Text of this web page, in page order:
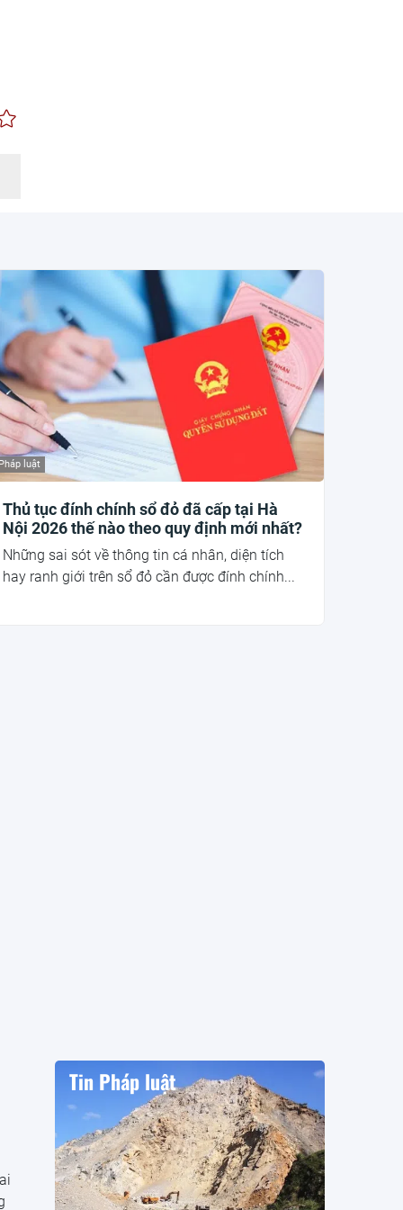
luật
Thủ tục đính chính sổ đỏ đã cấp tại Hà
Nội 2026 thế nào theo quy định mới nhất?
Những sai sót về thông tin cá nhân, diện tích
hay ranh giới trên sổ đỏ cần được đính chính...
Tin Pháp luật